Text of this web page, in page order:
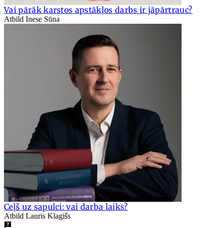
Vai pārāk karstos apstākļos darbs ir jāpārtrauc?
Atbild Inese Sūna
Ceļš uz sapulci: vai darba laiks?
Atbild Lauris Klagišs